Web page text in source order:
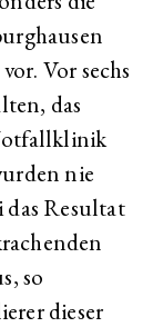
Vor sechs
das
nie
das Resultat
so
dieser